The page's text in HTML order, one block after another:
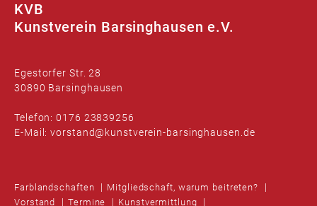
KVB
Kunstverein Barsinghausen e.V.
Egestorfer Str. 28
30890 Barsinghausen
Telefon: 0176 23839256
E-Mail: vorstand@kunstverein-barsinghausen.de
Farblandschaften
Mitgliedschaft, warum beitreten?
Vorstand
Termine Kunstvermittlung